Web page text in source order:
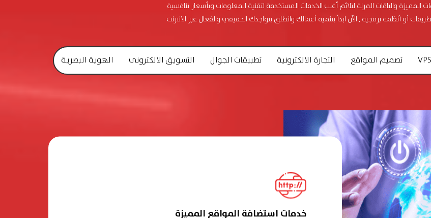
المميزة والباقات المرنة لتلائم أغلب الخدمات المستخدمة لتقنية المعلومات وبأسعار تنافسية
أو أنظمة برمجية , الآن ابدأ بتنمية أعمالك وانطلق بتواجدك الحقيقي والفعال عبر الانترنت
تصميم المواقع التجارة الالكترونية تطبيقات الجوال التسويق الالكترونى الهوية البصرية
خدمات استضافة المواقع المميزة